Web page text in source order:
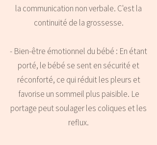
la communication non verbale. C'est la
continuité de la grossesse.
- Bien-être émotionnel du bébé : En étant
porté, le bébé se sent en sécurité et
réconforté, ce qui réduit les pleurs et
favorise un sommeil plus paisible. Le
portage peut soulager les coliques et les
reflux.